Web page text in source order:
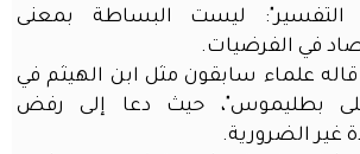
ليست البساطة بمعنى
في الفرضيات.
علماء سابقون مثل ابن الهيثم في
بطليموس"، حيث دعا إلى رفض
غير الضرورية.